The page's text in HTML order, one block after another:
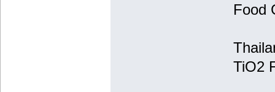
Food
TiO2